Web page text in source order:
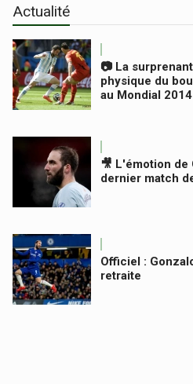
Actualité
📷 La
physique du
au Mondial 2014
🎥 L'émotion de
dernier match
Officiel :
retraite